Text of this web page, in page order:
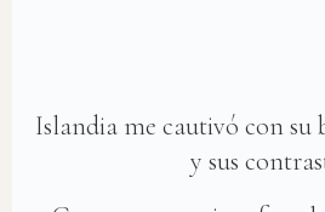
Islandia me cautivó con su
y sus